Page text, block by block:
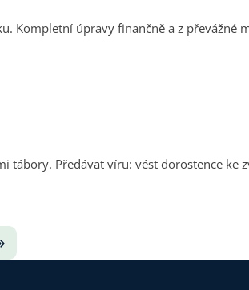
Kompletní úpravy finančně a z převážné
Předávat víru: vést dorostence ke